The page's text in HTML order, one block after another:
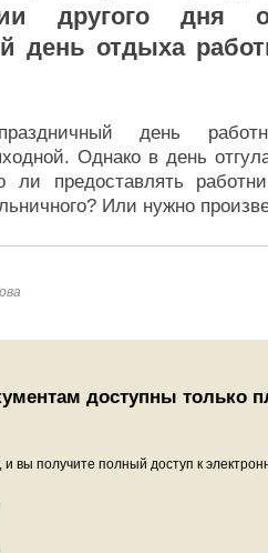
другого
день отдыха
день
Однако в день
ли предоставлять
Или нужно
доступны только
вы получите полный доступ к